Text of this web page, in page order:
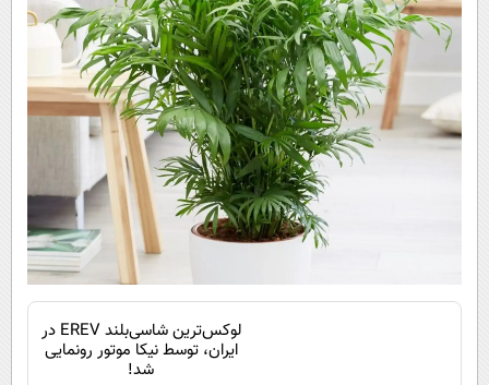
لوکس‌ترین شاسی‌بلند EREV در
ایران، توسط نیکا موتور رونمایی
شد!